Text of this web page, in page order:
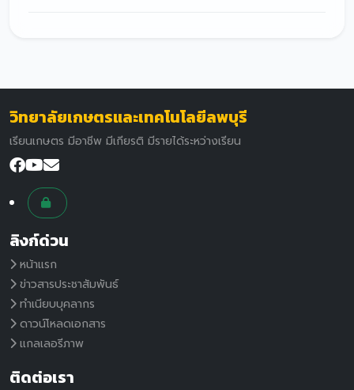
วิทยาลัยเกษตรและเทคโนโลยีลพบุรี
เรียนเกษตร มีอาชีพ มีเกียรติ มีรายได้ระหว่างเรียน
ลิงก์ด่วน
หน้าแรก
ข่าวสารประชาสัมพันธ์
ทำเนียบบุคลากร
ดาวน์โหลดเอกสาร
แกลเลอรีภาพ
ติดต่อเรา